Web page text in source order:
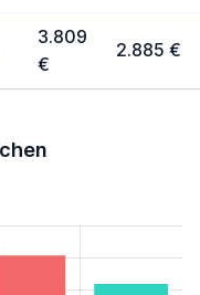
3.809
€
2.885 €